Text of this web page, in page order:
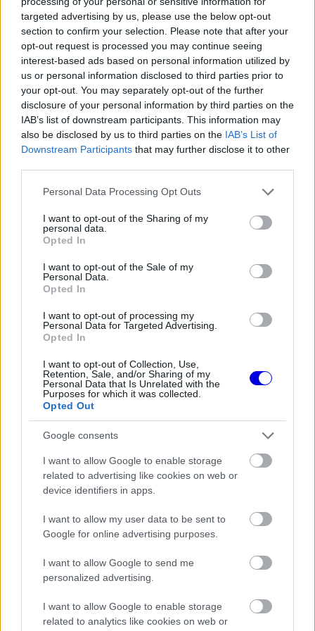
targeted advertising by us, please use the below opt-out
section to confirm your selection. Please note that after your
opt-out request is processed you may continue seeing
interest-based ads based on personal information utilized by
us or personal information disclosed to third parties prior to
your opt-out. You may separately opt-out of the further
disclosure of your personal information by third parties on the
IAB’s list of downstream participants. This information may
also be disclosed by us to third parties on the IAB’s List of
Downstream Participants that may further disclose it to other
Please note that this website/app uses one or more Google
not limited to your visit or usage behaviour. You may click to
grant or deny consent to Google and its third-party tags to
use your data for below specified purposes in below Google
consent section.
Personal Data Processing Opt Outs
I want to opt-out of the Sharing of my
personal data.
Opted In
I want to opt-out of the Sale of my
Personal Data.
Opted In
I want to opt-out of processing my
Personal Data for Targeted Advertising.
Opted In
I want to opt-out of Collection, Use,
Retention, Sale, and/or Sharing of my
Personal Data that Is Unrelated with the
Purposes for which it was collected.
Opted Out
Google consents
I want to allow Google to enable storage
related to advertising like cookies on web or
device identifiers in apps.
I want to allow my user data to be sent to
Google for online advertising purposes.
I want to allow Google to send me
personalized advertising.
I want to allow Google to enable storage
related to analytics like cookies on web or
próbálkozására jelentősen gyorsult, sőt, minden
szektorban javítva végül 1:44.075-nél állította meg
az órát.
EZEKET IS AJÁNLJUK
FORMA-1
Bankot robbanthat a Ferrari Max
Verstappen megszerzéséért
FORMA-1
Megdöbbentő okok miatt nem
Marko